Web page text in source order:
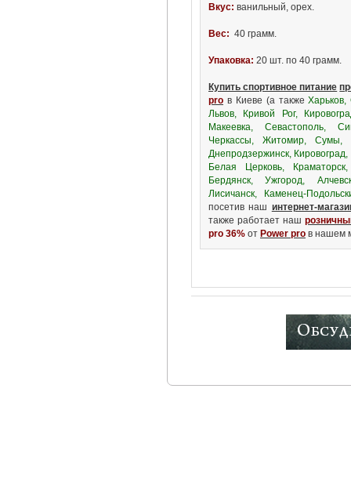
Вкус: ванильный, орех.
Вес: 40 грамм.
Упаковка: 20 шт. по 40 грамм.
Купить спортивное питание
pro в Киеве (а также
Львов, Кривой Рог,
Макеевка, Севастополь,
Черкассы, Житомир, Сумы,
Днепродзержинск,
Белая Церковь,
Бердянск, Ужгород,
Лисичанск, Каменец-
посетив наш интернет-
также работает наш
pro 36% от Power pro в нашем